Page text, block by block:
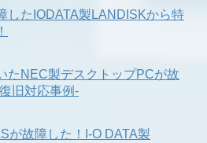
したIODATA製LANDISKから特
たNEC製デスクトップPCが故
旧対応事例-
が故障した！I-O DATA製